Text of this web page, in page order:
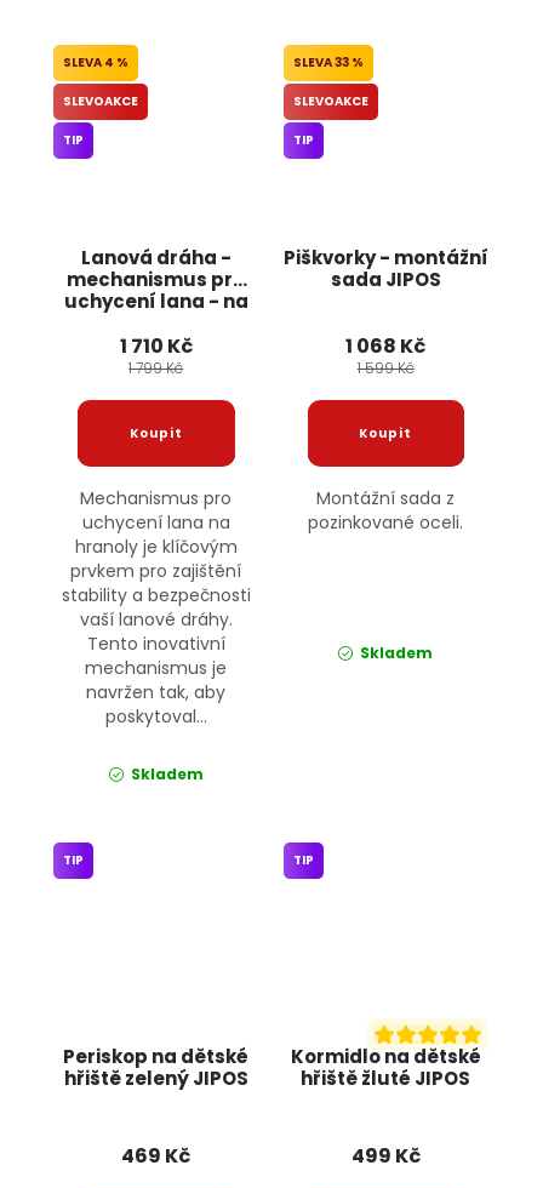
Lanová dráha -
mechanismus pro
uchycení lana - na
4 %
SLEVOAKCE
TIP
1 710 Kč
1 799 Kč
Mechanismus pro
uchycení lana na
hranoly je klíčovým
prvkem pro zajištění
stability a bezpečnosti
vaší lanové dráhy.
Tento inovativní
mechanismus je
navržen tak, aby
poskytoval...
Skladem
Piškvorky - montážní
sada JIPOS
33 %
SLEVOAKCE
TIP
1 068 Kč
1 599 Kč
Montážní sada z
pozinkované oceli.
Skladem
Periskop na dětské
hřiště zelený JIPOS
TIP
469 Kč
Kormidlo na dětské
hřiště žluté JIPOS
TIP
499 Kč